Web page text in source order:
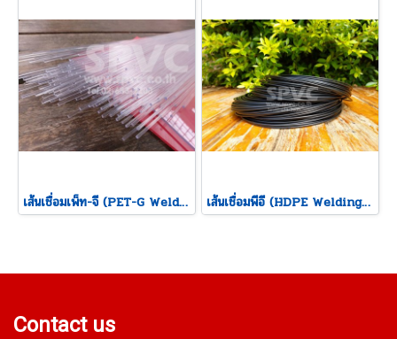
เส้นเชื่อมเพ็ท-จี (PET-G Welding Rod) เส้นเชื่อมพีอี (HDPE Welding Rod)
Contact us